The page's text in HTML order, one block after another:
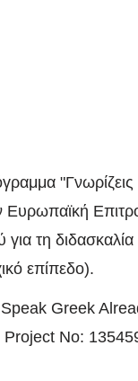
Ευρωπαϊκή
για τη
επίπεδο).
Speak Greek
No: